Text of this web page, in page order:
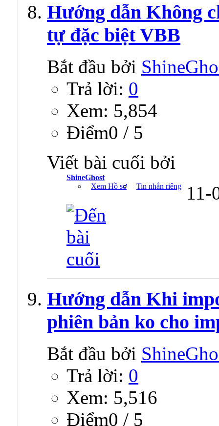
Hướng dẫn Không
tự đặc biệt VBB
Bắt đầu bởi
Trả lời: 0
Xem: 5,854
Ðiểm0 / 5
Viết bài cuối bởi
ShineGhost
Xem Hồ sơ
Tin nhắn riêng 11-
Hướng dẫn Khi
phiên bản ko cho
Bắt đầu bởi
Trả lời: 0
Xem: 5,516
Ðiểm0 / 5